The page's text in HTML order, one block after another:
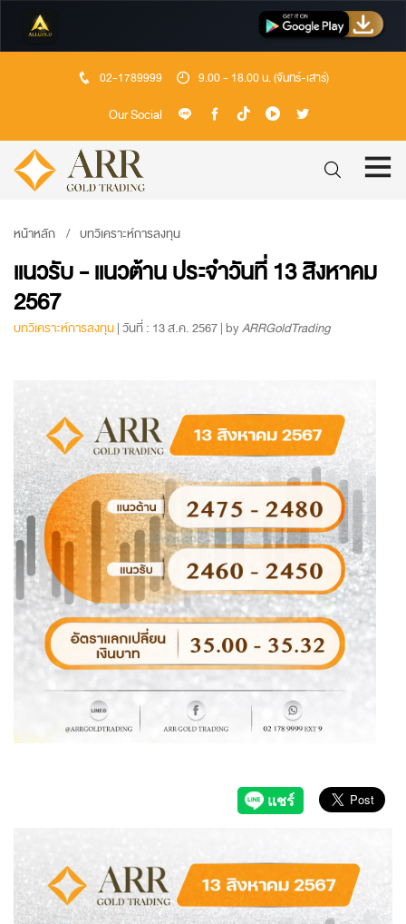
02-1789999 9.00 - 18.00 น. (จันทร์-เสาร์)
Our Social
หน้าหลัก บทวิเคราะห์การลงทุน
แนวรับ - แนวต้าน ประจำวันที่ 13 สิงหาคม
2567
บทวิเคราะห์การลงทุน| วันที่ : 13 ส.ค. 2567 | byARRGoldTrading